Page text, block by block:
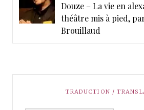
Douze – La vie en
théâtre mis à pied,
Brouillaud
TRADUCTION /